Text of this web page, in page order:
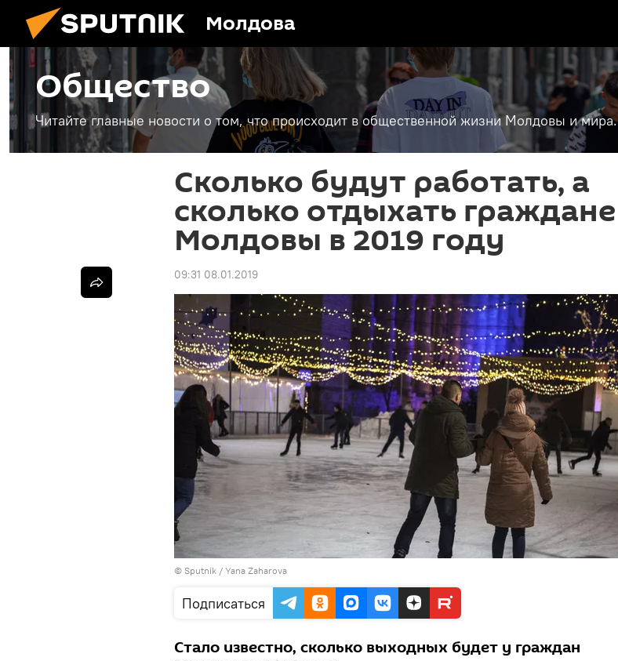
Молдова
Общество
Читайте главные новости о том, что происходит в общественной жизни Молдовы и мира.
Сколько будут работать, а
сколько отдыхать граждане
Молдовы в 2019 году
09:31 08.01.2019
© Sputnik / Yana Zaharova
Подписаться
Стало известно, сколько выходных будет у граждан